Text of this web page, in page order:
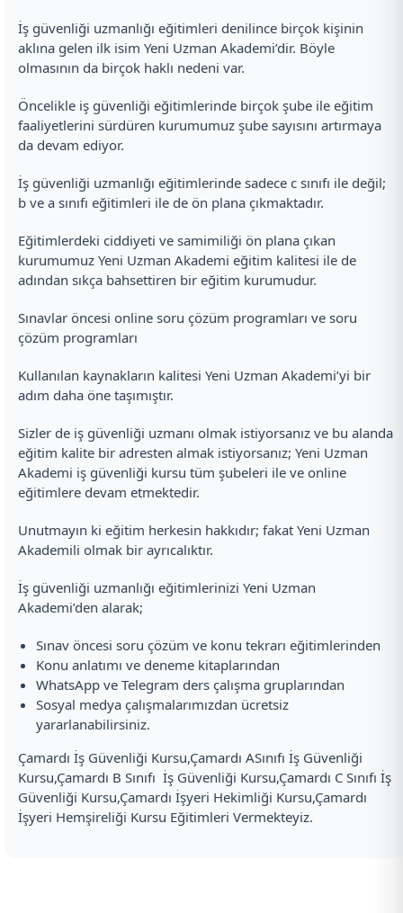
İş güvenliği uzmanlığı eğitimleri denilince birçok kişinin
aklına gelen ilk isim Yeni Uzman Akademi’dir. Böyle
olmasının da birçok haklı nedeni var.
Öncelikle iş güvenliği eğitimlerinde birçok şube ile eğitim
faaliyetlerini sürdüren kurumumuz şube sayısını artırmaya
da devam ediyor.
İş güvenliği uzmanlığı eğitimlerinde sadece c sınıfı ile değil;
b ve a sınıfı eğitimleri ile de ön plana çıkmaktadır.
Eğitimlerdeki ciddiyeti ve samimiliği ön plana çıkan
kurumumuz Yeni Uzman Akademi eğitim kalitesi ile de
adından sıkça bahsettiren bir eğitim kurumudur.
Sınavlar öncesi online soru çözüm programları ve soru
çözüm programları
Kullanılan kaynakların kalitesi Yeni Uzman Akademi’yi bir
adım daha öne taşımıştır.
Sizler de iş güvenliği uzmanı olmak istiyorsanız ve bu alanda
eğitim kalite bir adresten almak istiyorsanız; Yeni Uzman
Akademi iş güvenliği kursu tüm şubeleri ile ve online
eğitimlere devam etmektedir.
Unutmayın ki eğitim herkesin hakkıdır; fakat Yeni Uzman
Akademili olmak bir ayrıcalıktır.
İş güvenliği uzmanlığı eğitimlerinizi Yeni Uzman
Akademi’den alarak;
Sınav öncesi soru çözüm ve konu tekrarı eğitimlerinden
Konu anlatımı ve deneme kitaplarından
WhatsApp ve Telegram ders çalışma gruplarından
Sosyal medya çalışmalarımızdan ücretsiz
yararlanabilirsiniz.
Çamardı İş Güvenliği Kursu,Çamardı ASınıfı İş Güvenliği
Kursu,Çamardı B Sınıfı İş Güvenliği Kursu,Çamardı C Sınıfı İş
Güvenliği Kursu,Çamardı İşyeri Hekimliği Kursu,Çamardı
İşyeri Hemşireliği Kursu Eğitimleri Vermekteyiz.